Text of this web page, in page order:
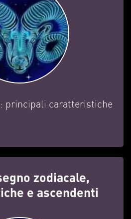
principali caratteristiche
zodiacale,
e ascendenti